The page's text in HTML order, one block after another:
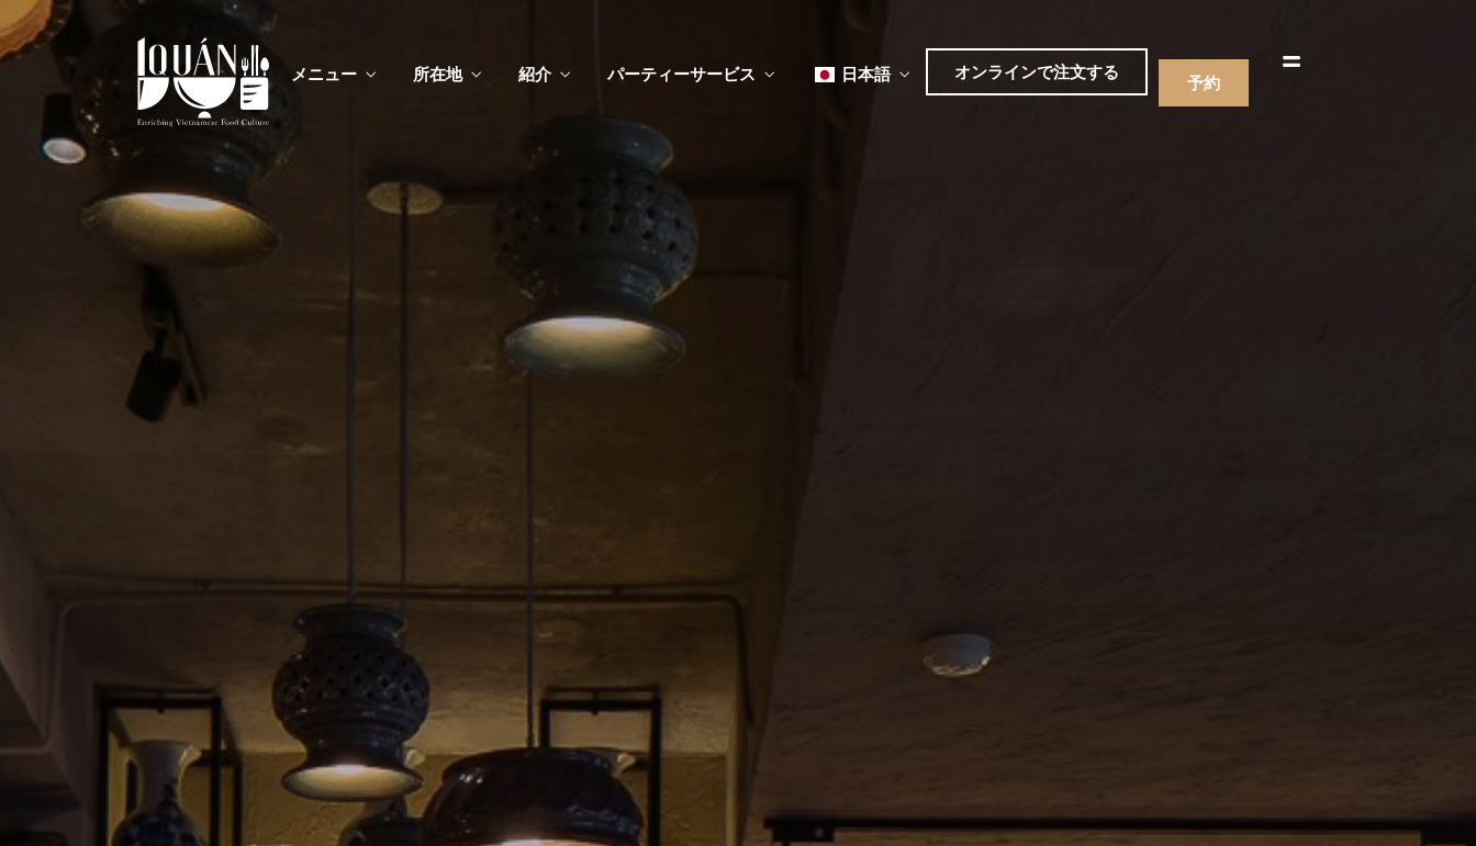
メニュー
カスタムイベント
所在地 紹介 パーティーサービス 日本語 オンラインで注文する 予約
メニュー
カスタムイベント
简体中文